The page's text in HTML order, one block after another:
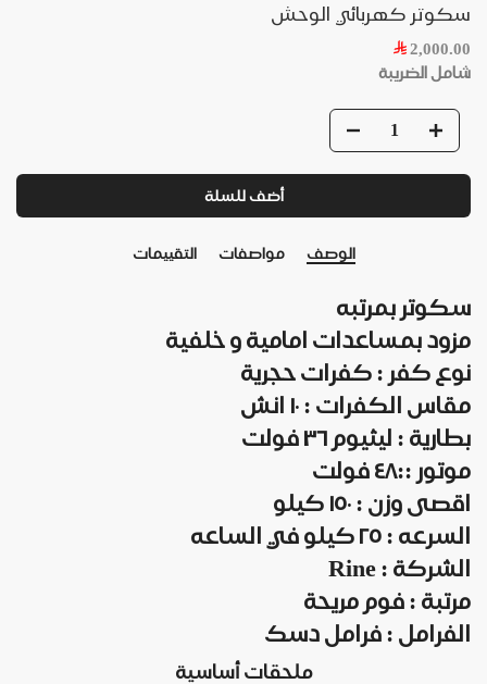
سكوتر كهربائي الوحش
2,000.00
شامل الضريبة
أضف للسلة
الوصف مواصفات التقييمات
سكوتر بمرتبه
مزود بمساعدات امامية و خلفية
نوع كفر : كفرات حجرية
مقاس الكفرات : ١٠ انش
بطارية : ليثيوم ٣٦ فولت
موتور ::٤٨ فولت
اقصى وزن : ١٥٠ كيلو
السرعه : ٢٥ كيلو في الساعه
الشركة : Rine
مرتبة : فوم مريحة
الفرامل : فرامل دسك
ملحقات أساسية